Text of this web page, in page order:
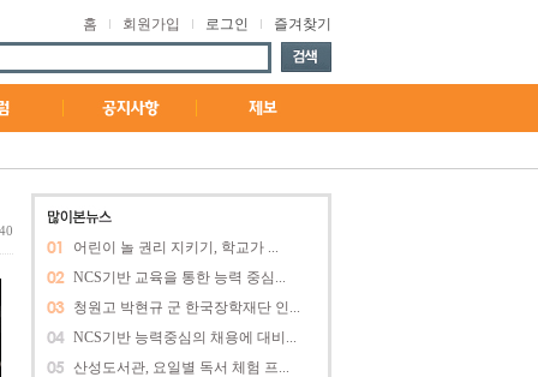
홈 회원가입 로그인 즐겨찾기
어린이 놀 권리 지키기, 학교가 ...
NCS기반 교육을 통한 능력 중심...
청원고 박현규 군 한국장학재단 인...
NCS기반 능력중심의 채용에 대비...
산성도서관, 요일별 독서 체험 프...